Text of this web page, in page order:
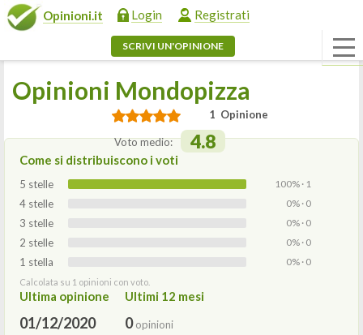
Opinioni.it Login Registrati
SCRIVI UN'OPINIONE
Opinioni Mondopizza
1 Opinione
Voto medio: 4.8
Come si distribuiscono i voti
5 stelle 100% · 1
4 stelle 0% · 0
3 stelle 0% · 0
2 stelle 0% · 0
1 stella 0% · 0
Calcolata su 1 opinioni con voto.
Ultima opinione
01/12/2020
Ultimi 12 mesi
0opinioni